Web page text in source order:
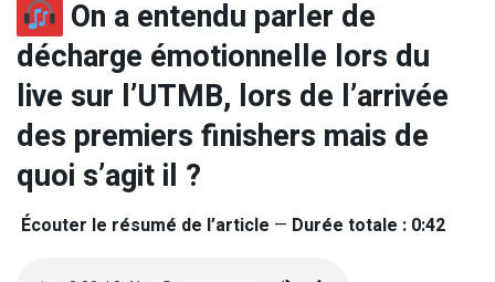
On a entendu parler de
décharge émotionnelle lors du
live sur l’UTMB, lors de l’arrivée
des premiers finishers mais de
quoi s’agit il ?
Écouter le résumé de l’article — Durée totale : 0:42